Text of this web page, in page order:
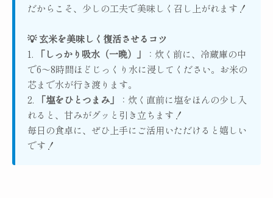
だからこそ、少しの工夫で美味しく召し上がれます！
💡 玄米を美味しく復活させるコツ
1.
「しっかり吸水（一晩）」
：炊く前に、冷蔵庫の中
で6〜8時間ほどじっくり水に浸してください。お米の
芯まで水が行き渡ります。
2.
「塩をひとつまみ」
：炊く直前に塩をほんの少し入
れると、甘みがグッと引き立ちます！
毎日の食卓に、ぜひ上手にご活用いただけると嬉しい
です！